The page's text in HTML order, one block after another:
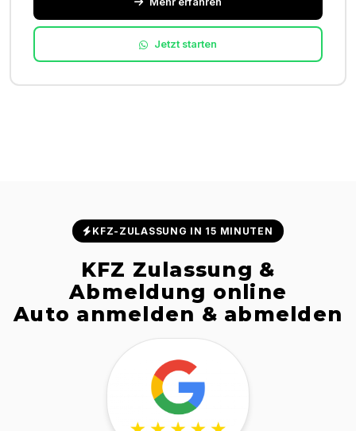
Jetzt starten
KFZ-ZULASSUNG IN 15 MINUTEN
KFZ Zulassung &
Abmeldung online
Auto anmelden & abmelden